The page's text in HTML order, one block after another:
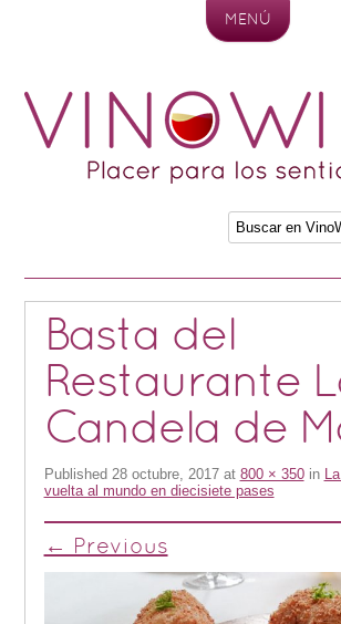
MENÚ
Basta del
Restaurante
Candela de
Published 28 octubre, 2017at 800 × 350in
vuelta al mundo en diecisiete pases
← Previous